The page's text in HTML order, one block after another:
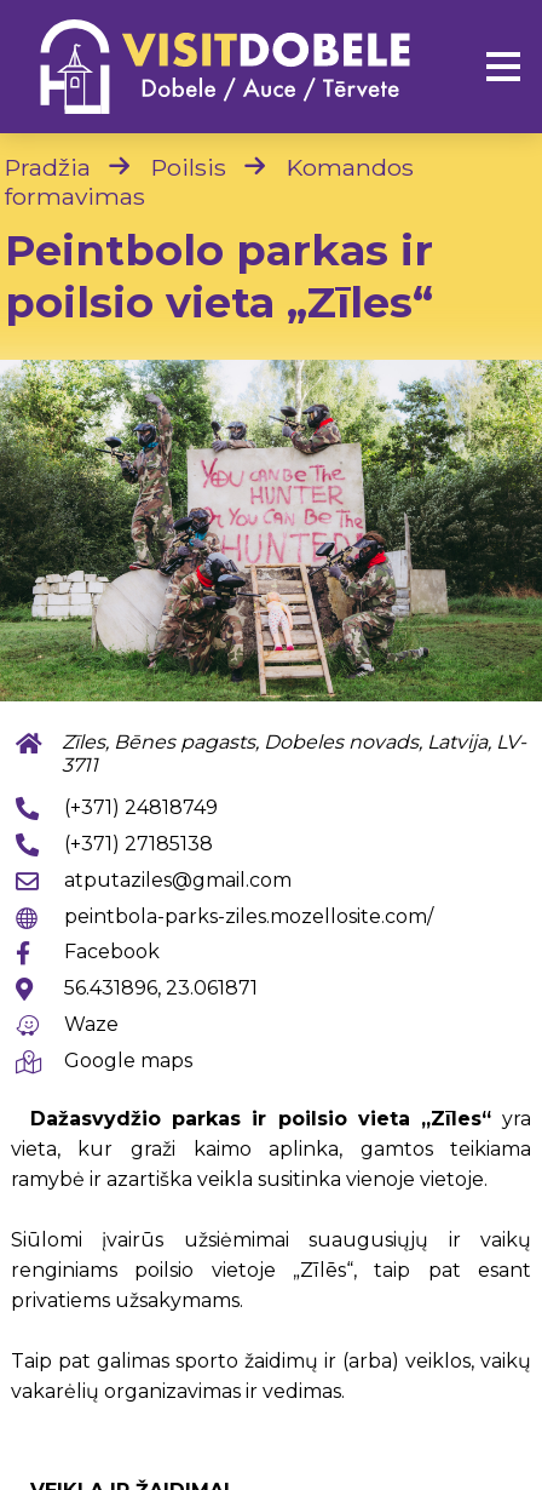
Pradžia Poilsis
Komandos
formavimas
Peintbolo parkas ir
poilsio vieta „Zīles“
Zīles, Bēnes pagasts, Dobeles novads, Latvija, LV-
3711
(+371) 24818749
(+371) 27185138
atputaziles@gmail.com
peintbola-parks-ziles.mozellosite.com/
Facebook
56.431896, 23.061871
Waze
Google maps
Dažasvydžio parkas ir poilsio vieta „Zīles“yra
vieta, kur graži kaimo aplinka, gamtos teikiama
ramybė ir azartiška veikla susitinka vienoje vietoje.
Siūlomi įvairūs užsiėmimai suaugusiųjų ir vaikų
renginiams poilsio vietoje „Zīlēs“, taip pat esant
privatiems užsakymams.
Taip pat galimas sporto žaidimų ir (arba) veiklos, vaikų
vakarėlių organizavimas ir vedimas.